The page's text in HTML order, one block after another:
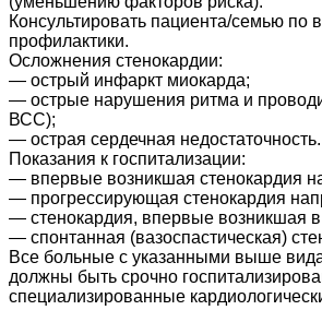
Консультировать пациента/семью по
профилактики.
Осложнения стенокардии:
— острый инфаркт миокарда;
— острые нарушения ритма и
ВСС);
— острая сердечная недостаточность.
Показания к госпитализации:
— впервые возникшая стенокардия
— прогрессирующая стенокардия
— стенокардия, впервые возникшая в
— спонтанная (вазоспастическая)
Все больные с указанными выше
должны быть срочно
специализированные